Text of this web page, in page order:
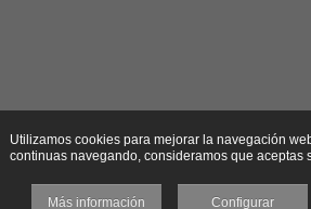
Utilizamos cookies para mejorar la navegación
continuas navegando, consideramos que aceptas
Más información Configurar